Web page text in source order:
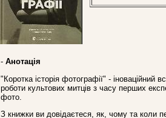
- Анотація
"Коротка історія фотографії" - іноваційний
роботи культових митців з часу перших
фото.
З книжки ви довідаєтеся, як, чому та коли